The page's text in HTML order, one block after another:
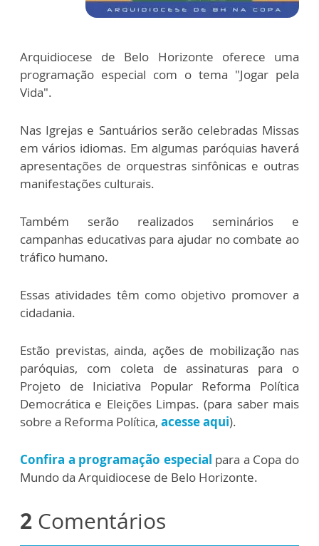
Arquidiocese de Belo Horizonte oferece uma
programação especial com o tema "Jogar pela
Vida".
Nas Igrejas e Santuários serão celebradas Missas
em vários idiomas. Em algumas paróquias haverá
apresentações de orquestras sinfônicas e outras
manifestações culturais.
Também serão realizados seminários e
campanhas educativas para ajudar no combate ao
tráfico humano.
Essas atividades têm como objetivo promover a
cidadania.
Estão previstas, ainda, ações de mobilização nas
paróquias, com coleta de assinaturas para o
Projeto de Iniciativa Popular Reforma Política
Democrática e Eleições Limpas. (para saber mais
sobre a Reforma Política, acesse aqui).
Confira a programação especial para a Copa do
Mundo da Arquidiocese de Belo Horizonte.
2 Comentários